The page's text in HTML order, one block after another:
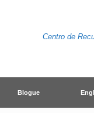
Centro de
Blogue